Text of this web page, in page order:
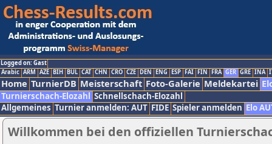
Logged on: Gast
Arabic ARM AZE BIH BUL CAT CHN CRO CZE DEN ENG ESP FAI FIN FRA GER GRE INA
Home TurnierDB Meisterschaft Foto-Galerie Meldekartei
Turnierschach-Elozahl Schnellschach-Elozahl
Allgemeines Turnier anmelden: AUT FIDE Spieler anmelden Elo
Willkommen bei den offiziellen